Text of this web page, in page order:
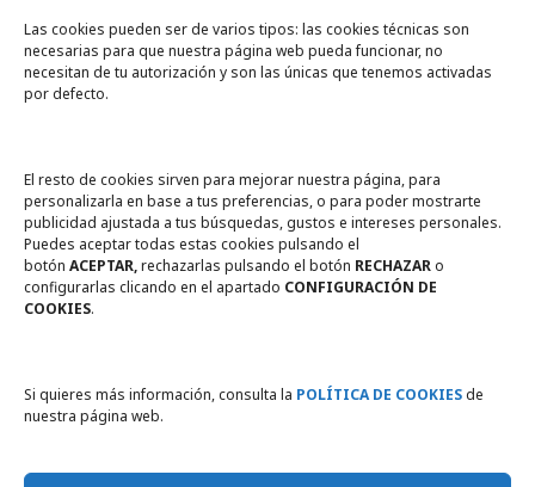
Las cookies pueden ser de varios tipos: las cookies técnicas son
necesarias para que nuestra página web pueda funcionar, no
necesitan de tu autorización y son las únicas que tenemos activadas
por defecto.
El resto de cookies sirven para mejorar nuestra página, para
personalizarla en base a tus preferencias, o para poder mostrarte
publicidad ajustada a tus búsquedas, gustos e intereses personales.
Puedes aceptar todas estas cookies pulsando el
botón ACEPTAR,rechazarlas pulsando el botón RECHAZARo
configurarlas clicando en el apartado CONFIGURACIÓN DE
COOKIES.
Si quieres más información, consulta la POLÍTICA DE COOKIESde
nuestra página web.
A un click
Tienda online Legal
Política de privacidad
Política de Cookies